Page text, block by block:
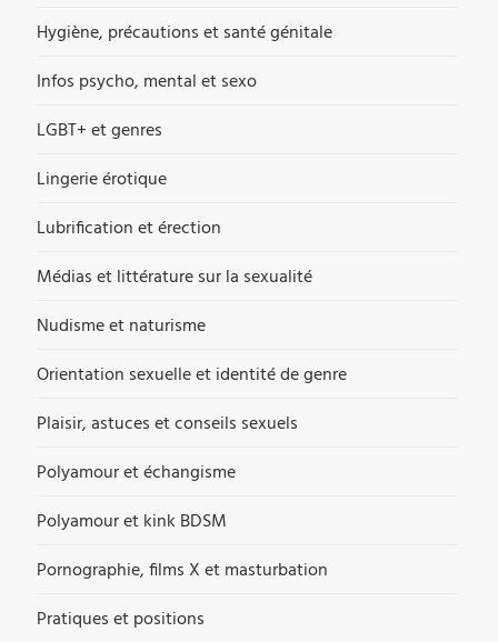
Hygiène, précautions et santé génitale
Infos psycho, mental et sexo
LGBT+ et genres
Lingerie érotique
Lubrification et érection
Médias et littérature sur la sexualité
Nudisme et naturisme
Orientation sexuelle et identité de genre
Plaisir, astuces et conseils sexuels
Polyamour et échangisme
Polyamour et kink BDSM
Pornographie, films X et masturbation
Pratiques et positions